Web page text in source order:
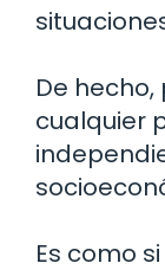
De
cualquier
Es como